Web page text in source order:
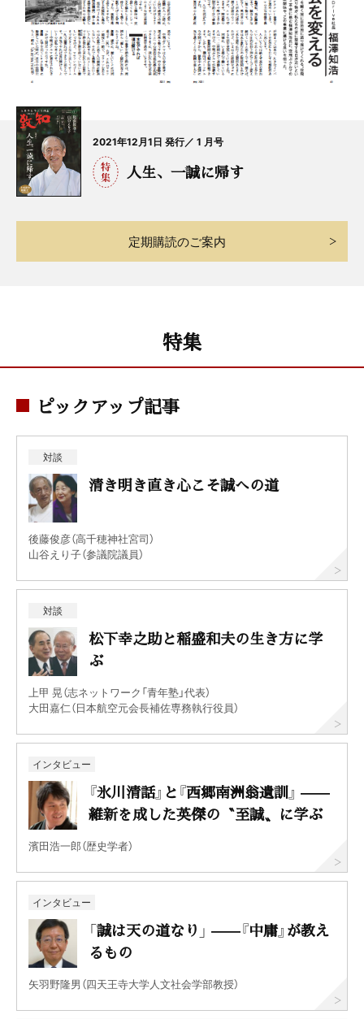
2021年12月1日 発行／ 1 月号
人生、一誠に帰す
定期購読のご案内
特集
ピックアップ記事
対談
清き明き直き心こそ誠への道
後藤俊彦（高千穂神社宮司）
山谷えり子（参議院議員）
対談
松下幸之助と稲盛和夫の生き方に学
ぶ
上甲 晃（志ネットワーク「青年塾」代表）
大田嘉仁（日本航空元会長補佐専務執行役員）
インタビュー
『氷川清話』と『西郷南洲翁遺訓』 ——
維新を成した英傑の〝至誠〟に学ぶ
濱田浩一郎（歴史学者）
インタビュー
「誠は天の道なり」 ——『中庸』が教え
るもの
矢羽野隆男（四天王寺大学人文社会学部教授）